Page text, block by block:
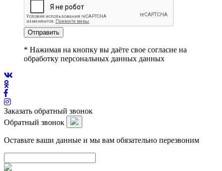
Отправить
* Нажимая на кнопку вы даёте свое согласие на
обработку персональных данных данных
Заказать обратный звонок
Обратный звонок
Оставьте ваши данные и мы вам обязательно перезвоним